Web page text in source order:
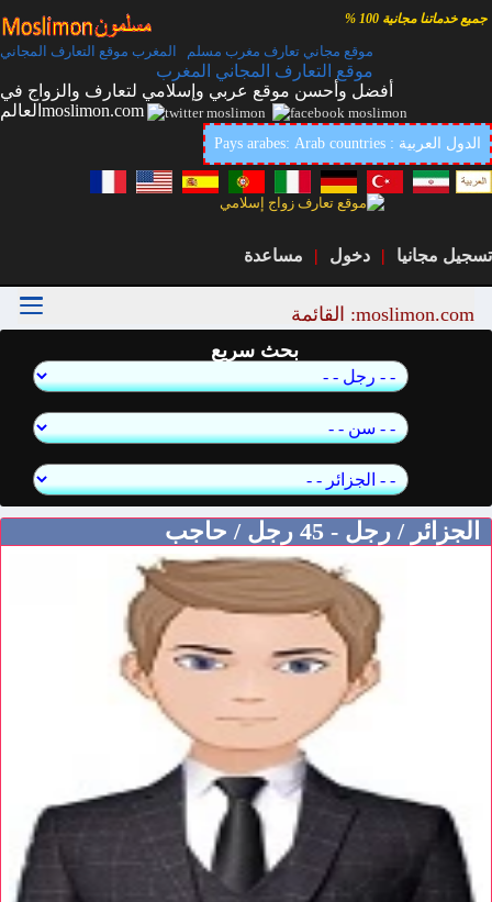
جميع خدماتنا مجانية 100 %
موقع مجاني تعارف مغرب مسلم المغرب موقع التعارف المجاني
موقع التعارف المجاني المغرب
أفضل وأحسن موقع عربي وإسلامي لتعارف والزواج في
العالمmoslimon.com
Pays arabes: Arab countries : الدول العربية
تسجيل مجانيا | دخول | مساعدة
moslimon.com: القائمة
بحث سريع
الجزائر / رجل - 45 رجل / حاجب